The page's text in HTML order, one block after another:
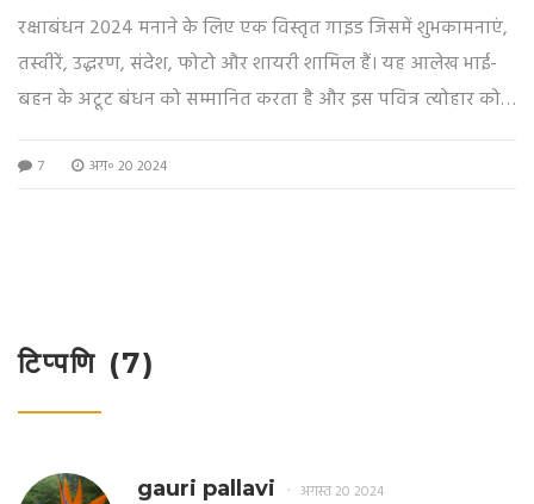
रक्षाबंधन 2024 मनाने के लिए एक विस्तृत गाइड जिसमें शुभकामनाएं,
तस्वीरें, उद्धरण, संदेश, फोटो और शायरी शामिल हैं। यह आलेख भाई-
बहन के अटूट बंधन को सम्मानित करता है और इस पवित्र त्योहार को
7 अग॰ 20 2024
टिप्पणि (7)
gauri pallavi अगस्त 20 2024